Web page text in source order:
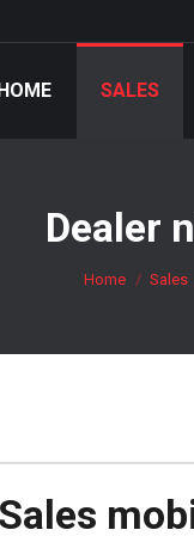
SALES
Dealer
You are here:
Home Sales
Sales